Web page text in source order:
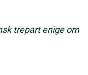
trepart enige om